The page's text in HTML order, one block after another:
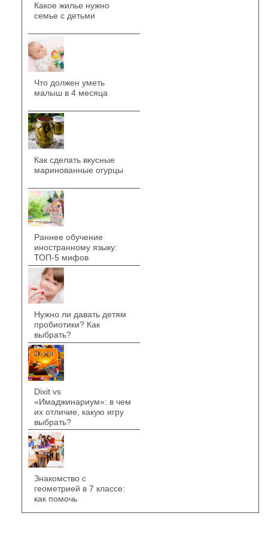
Какое жилье нужно
семье с детьми
Что должен уметь
малыш в 4 месяца
Как сделать вкусные
маринованные огурцы
Раннее обучение
иностранному языку:
ТОП-5 мифов
Нужно ли давать детям
пробиотики? Как
выбрать?
Dixit vs
«Имаджинариум»: в чем
их отличие, какую игру
выбрать?
Знакомство с
геометрией в 7 классе:
как помочь